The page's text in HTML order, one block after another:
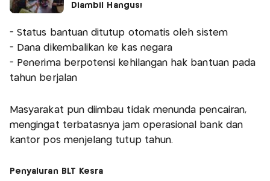
Diambil Hangus!
- Status bantuan ditutup otomatis oleh sistem
- Dana dikembalikan ke kas negara
- Penerima berpotensi kehilangan hak bantuan pada
tahun berjalan
Masyarakat pun diimbau tidak menunda pencairan,
mengingat terbatasnya jam operasional bank dan
kantor pos menjelang tutup tahun.
Penyaluran BLT Kesra